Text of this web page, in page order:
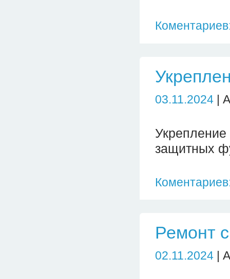
03.11.2024 |
защитных
Ремонт
02.11.2024 |